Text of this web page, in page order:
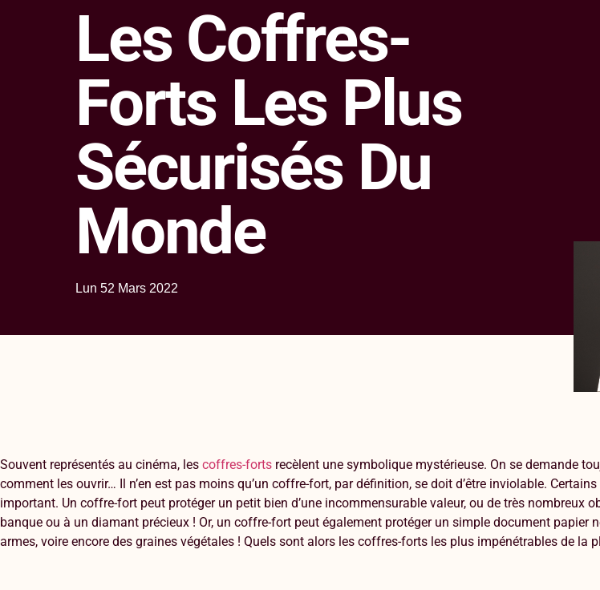
Les Coffres-
Forts Les Plus
Sécurisés Du
Monde
Lun 52 Mars 2022
Souvent représentés au cinéma, les coffres-forts recèlent une symbolique mystérieuse. On se demande
comment les ouvrir… Il n’en est pas moins qu’un coffre-fort, par définition, se doit d’être inviolable.
important. Un coffre-fort peut protéger un petit bien d’une incommensurable valeur, ou de très nombreux
banque ou à un diamant précieux ! Or, un coffre-fort peut également protéger un simple document papier
armes, voire encore des graines végétales ! Quels sont alors les coffres-forts les plus impénétrables de la